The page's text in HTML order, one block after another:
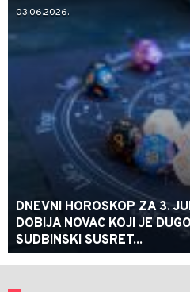
03.06.2026.
DNEVNI HOROSKOP ZA 3.
DOBIJA NOVAC KOJI JE
SUDBINSKI SUSRET...